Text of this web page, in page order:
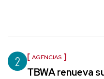
2 AGENCIAS
TBWA renueva